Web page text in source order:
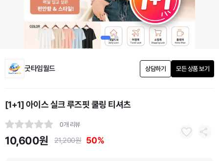
굿타임월드 상담하기 모든 상품 보기
[1+1] 아이스 실크 루즈핏 쿨링 티셔츠
0개 리뷰
10,600원 21,200원 50%